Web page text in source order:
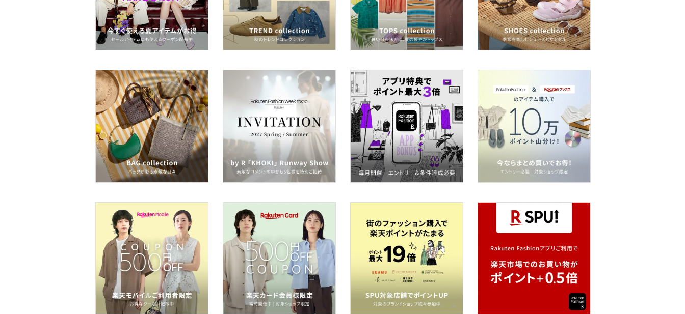
着物・浴衣・和装小物
スキンケア
ベースメイク
メイクアップ
ネイル
ボディケア・オーラルケ
ア
ヘアケア
フレグランス
メイク道具・美容器具
コフレ・キット・セット
食器・調理器具・キッチ
ン用品
インテリア・生活雑貨
スマホグッズ・オーディ